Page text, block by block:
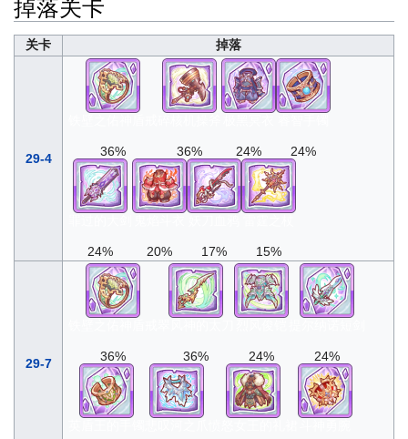
掉落关卡
关卡 掉落
29-4 36% 36% 24% 24%
24% 20% 17% 15%
29-7 36% 36% 24% 24%